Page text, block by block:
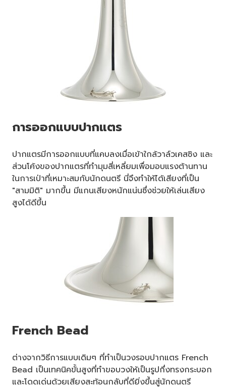
การออกแบบปากแตร
ปากแตรมีการออกแบบที่แคบลงเมื่อเข้าใกล้วาล์วเคสซิง และ
ส่วนโค้งของปากแตรที่ทำมุมสี่เหลี่ยมเพื่อมอบแรงต้านทาน
ในการเป่าที่เหมาะสมกับนักดนตรี นี่จึงทำให้ได้เสียงที่เป็น
"สามมิติ" มากขึ้น มีแกนเสียงหนักแน่นซึ่งช่วยให้เล่นเสียง
สูงได้ดีขึ้น
French Bead
ต่างจากวิธีการแบบเดิมๆ ที่ทำเป็นวงรอบปากแตร French
Bead เป็นเทคนิคขั้นสูงที่ทำขอบวงให้เป็นรูปกึ่งทรงกระบอก
และโดดเด่นด้วยเสียงสะท้อนกลับที่ดียิ่งขึ้นสู่นักดนตรี